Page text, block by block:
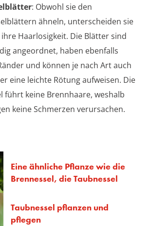
: Obwohl sie den
ähneln, unterscheiden sie
Haarlosigkeit. Die Blätter sind
angeordnet, haben ebenfalls
und können je nach Art auch
eine leichte Rötung aufweisen. Die
führt keine Brennhaare, weshalb
keine Schmerzen verursachen.
Eine ähnliche Pflanze wie die
Brennessel, die Taubnessel
Taubnessel pflanzen und
pflegen